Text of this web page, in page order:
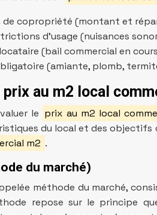
copropriété (montant et
d’usage (nuisances
(bail commercial en
(amiante, plomb,
au m2 local
le prix au m2 local
du local et des
m2 .
du marché)
méthode du marché,
repose sur le principe